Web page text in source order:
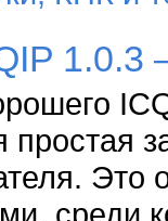
1.0.3
простая
Это